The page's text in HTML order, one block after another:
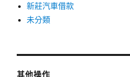
新莊汽車借款
未分類
其他操作